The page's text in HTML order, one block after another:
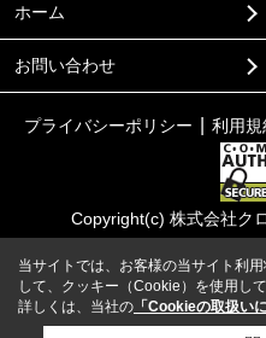
ホーム
お問い合わせ
プライバシーポリシー 利用規
Copyright(c) 株式会社ク
当サイトでは、お客様の当サイト利
して、クッキー（Cookie）を使用して
詳しくは、当社の 「Cookieの取扱い